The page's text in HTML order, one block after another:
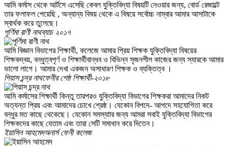
আমি কর্মাস থেকে আর্টসে এসেছি কেবল যুক্তিবিদ্যা বিষয়টি নেওয়ার জন্য, বোর্ড রেজাল্টে
তার ফলাফল পেয়েছি , অন্যান্য বিষয় থেকে এ বিষয়ে সর্বোচ্চ নাম্বার আমার আসাটাকে
স্বার্থক করে তুলেছে।
পূর্ণিমা রাণী নাথব্যাচ ২০১৭
আমি বিজ্ঞান বিভাগের শিক্ষার্থী, কলেজে আমার প্রিয় শিক্ষক যুক্তিবিদ্যা বিষয়ের
শিক্ষকদ্বয়, বন্ধুত্বপৃর্ণ ও শিক্ষার্থীবান্ধব ও বিভিন্ন সৃজনশীল কাজের জন্য স্যারকে আমার
ভালো লাগে। আমার দেখা একজন অসাধারণ শিক্ষক ও ব্যক্তিত্ব ।
পিয়াস চন্দ্র নাথফেনীর শেষ্ঠ শিক্ষার্থী-২০১৮
আমি কর্মাসের শিক্ষার্থী কিন্তু তারপরও যুক্তিবিদ্যা বিভাগের শিক্ষকরা আমাদের নিকট
অত্যন্ত প্রিয় এবং আমাদের চোখে শ্রেষ্ঠ। যেকোন বিপদে- আপদে সহযোগিতা করে
বন্ধুর মত কাছে থেকেছে। যেকোন সমস্যাার জন্য আমরা সবাই যুক্তিবিদ্যা বিভাগের
শিক্ষকদের কাছে যেতাম এবং তারা সেটি সমাধান করে দিতেন।
ইয়াসিন আহমেদঅনার্স ফেনী কলেজ